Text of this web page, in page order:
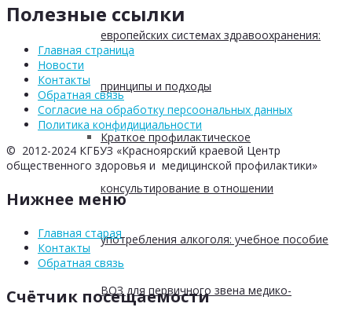
европейских системах здравоохранения:
принципы и подходы
Краткое профилактическое
консультирование в отношении
употребления алкоголя: учебное пособие
ВОЗ для первичного звена медико-
Полезные ссылки
Главная страница
Новости
Контакты
Обратная связь
Согласие на обработку персоональных данных
Политика конфидициальности
© 2012-2024 КГБУЗ «Красноярский краевой Центр
общественного здоровья и медицинской профилактики»
Нижнее меню
Главная старая
Контакты
Обратная связь
Счётчик посещаемости